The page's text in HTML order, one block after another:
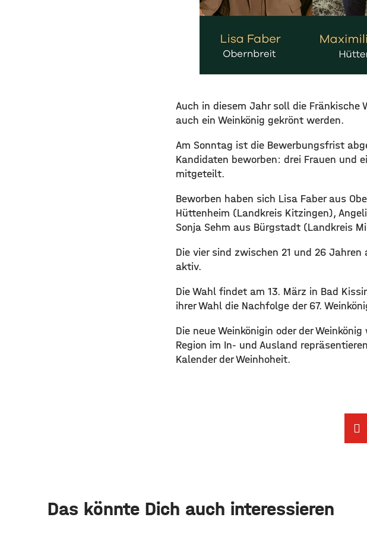
​​Auch in diesem Jahr soll die Fränkische
auch ein Weinkönig gekrönt werden.
​Am Sonntag ist die Bewerbungsfrist
Kandidaten beworben: drei Frauen und
mitgeteilt.
​Beworben haben sich Lisa Faber aus
Hüttenheim (Landkreis Kitzingen),
Sonja Sehm aus Bürgstadt (Landkreis
​Die vier sind zwischen 21 und 26
aktiv.
​Die Wahl findet am 13. März in Bad
ihrer Wahl die Nachfolge der 67.
​Die neue Weinkönigin oder der
Region im In- und Ausland
Kalender der Weinhoheit. ​
Das könnte Dich auch interessieren